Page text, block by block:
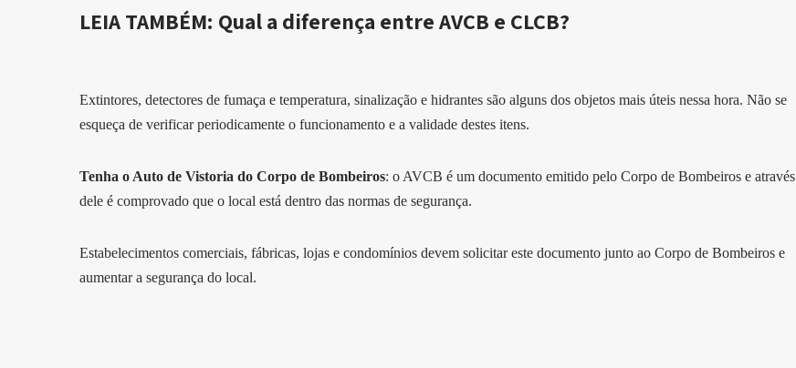
LEIA TAMBÉM: Qual a diferença entre AVCB e CLCB?
Extintores, detectores de fumaça e temperatura, sinalização e hidrantes são alguns dos objetos mais úteis nessa hora. Não se
esqueça de verificar periodicamente o funcionamento e a validade destes itens.
Tenha o Auto de Vistoria do Corpo de Bombeiros: o AVCB é um documento emitido pelo Corpo de Bombeiros e através
dele é comprovado que o local está dentro das normas de segurança.
Estabelecimentos comerciais, fábricas, lojas e condomínios devem solicitar este documento junto ao Corpo de Bombeiros e
aumentar a segurança do local.